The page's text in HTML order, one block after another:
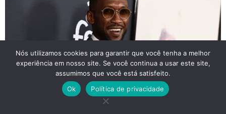
Nós utilizamos cookies para garantir que você tenha a melhor
experiência em nosso site. Se você continua a usar este site,
assumimos que você está satisfeito.
Ok
Política de privacidade